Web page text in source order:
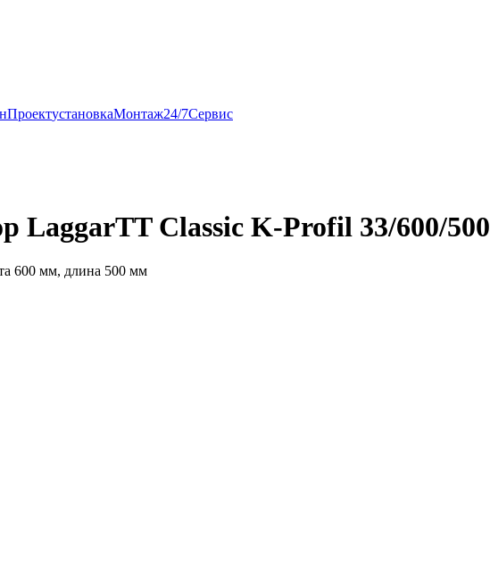
ПроектустановкаМонтаж24/7Сервис
LaggarTT Classic K-Profil 33/600/500
600 мм, длина 500 мм